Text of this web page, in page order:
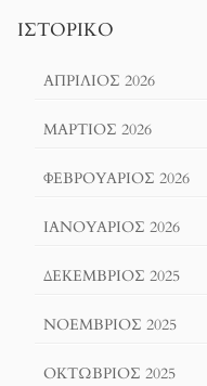
ΙΣΤΟΡΙΚΌ
ΑΠΡΊΛΙΟΣ 2026
ΜΆΡΤΙΟΣ 2026
ΦΕΒΡΟΥΆΡΙΟΣ 2026
ΙΑΝΟΥΆΡΙΟΣ 2026
ΔΕΚΈΜΒΡΙΟΣ 2025
ΝΟΈΜΒΡΙΟΣ 2025
ΟΚΤΏΒΡΙΟΣ 2025